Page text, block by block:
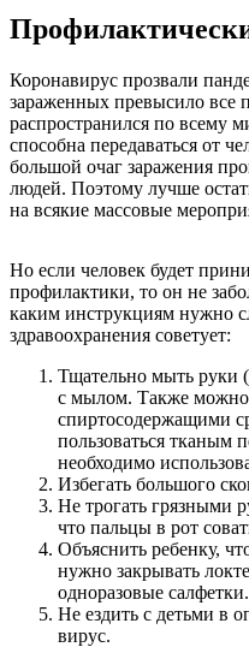
Коронавирус прозвали
зараженных превысило все
распространился по всему
способна передаваться от
большой очаг заражения
людей. Поэтому лучше
на всякие массовые
Но если человек будет
профилактики, то он не
каким инструкциям нужно
здравоохранения советует:
Тщательно мыть руки
с мылом. Также можно
спиртосодержащими
пользоваться тканым
необходимо
Избегать большого
Не трогать грязными
что пальцы в рот
Объяснить ребенку,
нужно закрывать
одноразовые салфетки.
Не ездить с детьми в
вирус.